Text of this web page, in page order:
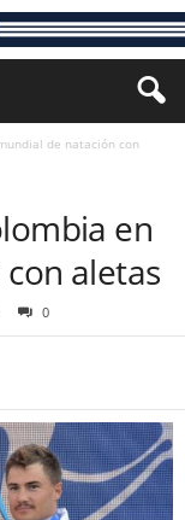
de natación con
en
aletas
0